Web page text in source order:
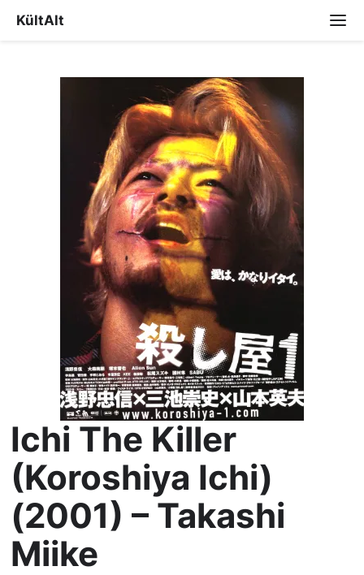
KültAlt
Ichi The Killer
(Koroshiya Ichi)
(2001) – Takashi
Miike